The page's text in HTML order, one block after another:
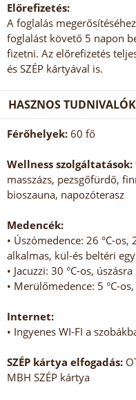
Előrefizetés:
A foglalás
foglalást követő 5 napon
fizetni. Az előrefizetés
és SZÉP kártyával is.
HASZNOS TUDNIVALÓK
Férőhelyek: 60 fő
Wellness szolgáltatások:
masszázs, pezsgőfürdő,
bioszauna, napozóterasz
Medencék:
• Úszómedence: 26 °C-
alkalmas, kül-és beltéri
• Jacuzzi: 30 °C-os,
• Merülőmedence: 5 °C-
Internet:
• Ingyenes WI-FI a
SZÉP kártya elfogadás:
MBH SZÉP kártya